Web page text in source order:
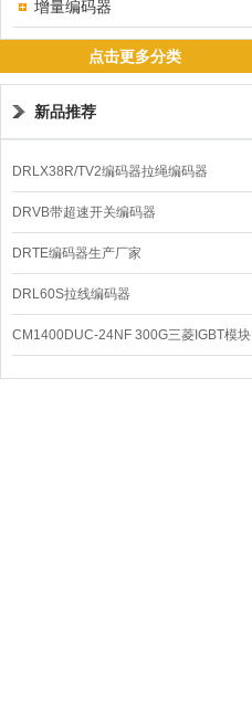
增量编码器
点击更多分类
新品推荐
DRLX38R/TV2编码器拉绳编码器
DRVB带超速开关编码器
DRTE编码器生产厂家
DRL60S拉线编码器
CM1400DUC-24NF 300G三菱IGBT模块